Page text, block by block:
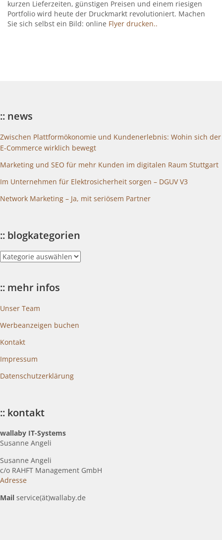
kurzen Lieferzeiten, günstigen Preisen und einem riesigen
Portfolio wird heute der Druckmarkt revolutioniert. Machen
Sie sich selbst ein Bild: online Flyer drucken..
:: news
Zwischen Plattformökonomie und Kundenerlebnis: Wohin sich der
E-Commerce wirklich bewegt
Marketing und SEO für mehr Kunden im digitalen Raum Stuttgart
Im Unternehmen für Elektrosicherheit sorgen – DGUV V3
Network Marketing – Ja, mit seriösem Partner
:: blogkategorien
::
blogkategorien
:: mehr infos
Unser Team
Werbeanzeigen buchen
Kontakt
Impressum
Datenschutzerklärung
:: kontakt
wallaby IT-Systems
Susanne Angeli
Susanne Angeli
c/o RAHFT Management GmbH
Adresse
Mail service(ät)wallaby.de